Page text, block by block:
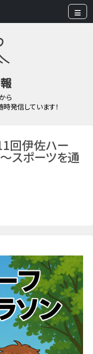
ら
発信しています！
回伊佐ハー
スポーツを通